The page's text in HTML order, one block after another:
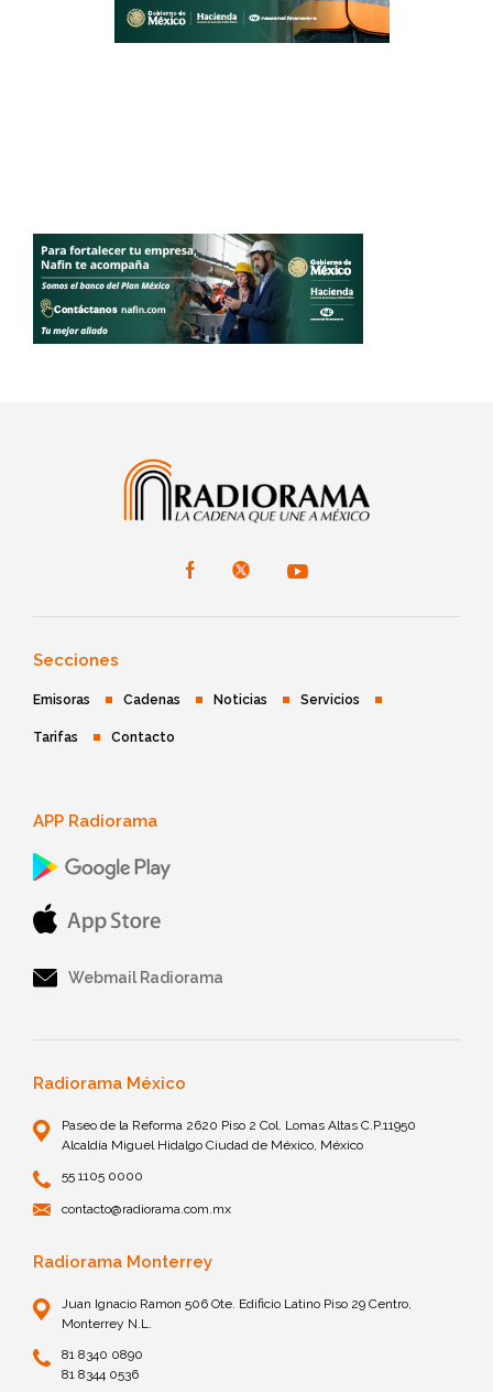
Secciones
Emisoras Cadenas Noticias Servicios
Tarifas Contacto
APP Radiorama
Webmail Radiorama
Radiorama México
Paseo de la Reforma 2620 Piso 2 Col. Lomas Altas C.P.11950
Alcaldía Miguel Hidalgo Ciudad de México, México
55 1105 0000
contacto@radiorama.com.mx
Radiorama Monterrey
Juan Ignacio Ramon 506 Ote. Edificio Latino Piso 29 Centro,
Monterrey N.L.
81 8340 0890
81 8344 0536